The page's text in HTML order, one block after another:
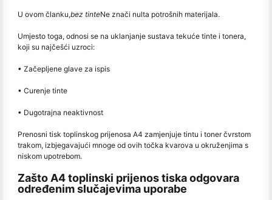
U ovom članku,bez tinteNe znači nulta potrošnih materijala.
Umjesto toga, odnosi se na uklanjanje sustava tekuće tinte i tonera,
koji su najčešći uzroci:
• Začepljene glave za ispis
• Curenje tinte
• Dugotrajna neaktivnost
Prenosni tisk toplinskog prijenosa A4 zamjenjuje tintu i toner čvrstom
trakom, izbjegavajući mnoge od ovih točka kvarova u okruženjima s
niskom upotrebom.
Zašto A4 toplinski prijenos tiska odgovara
određenim slučajevima uporabe